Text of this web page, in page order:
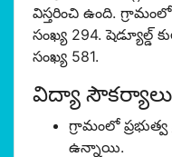
విస్తరించి ఉంది.
సంఖ్య 294. షెడ్యూల్డ్
సంఖ్య 581.
విద్యా సౌకర్యాలు
గ్రామంలో
ఉన్నాయి.